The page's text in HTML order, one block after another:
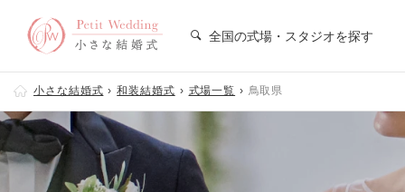
全国の式場・スタジオを探す
小さな結婚式 和装結婚式 式場一覧 鳥取県